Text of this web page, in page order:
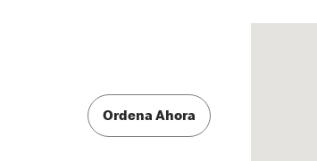
Ordena Ahora